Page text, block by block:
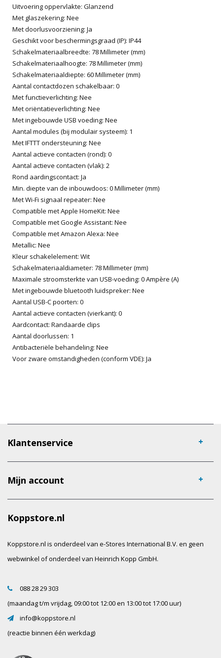
Uitvoering oppervlakte: Glanzend
Met glaszekering: Nee
Met doorlusvoorziening: Ja
Geschikt voor beschermingsgraad (IP): IP44
Schakelmateriaalbreedte: 78 Millimeter (mm)
Schakelmateriaalhoogte: 78 Millimeter (mm)
Schakelmateriaaldiepte: 60 Millimeter (mm)
Aantal contactdozen schakelbaar: 0
Met functieverlichting: Nee
Met oriëntatieverlichting: Nee
Met ingebouwde USB voeding: Nee
Aantal modules (bij modulair systeem): 1
Met IFTTT ondersteuning: Nee
Aantal actieve contacten (rond): 0
Aantal actieve contacten (vlak): 2
Rond aardingscontact: Ja
Min. diepte van de inbouwdoos: 0 Millimeter (mm)
Met Wi-Fi signaal repeater: Nee
Compatible met Apple HomeKit: Nee
Compatible met Google Assistant: Nee
Compatible met Amazon Alexa: Nee
Metallic: Nee
Kleur schakelelement: Wit
Schakelmateriaaldiameter: 78 Millimeter (mm)
Maximale stroomsterkte van USB-voeding: 0 Ampère (A)
Met ingebouwde bluetooth luidspreker: Nee
Aantal USB-C poorten: 0
Aantal actieve contacten (vierkant): 0
Aardcontact: Randaarde clips
Aantal doorlussen: 1
Antibacteriële behandeling: Nee
Voor zware omstandigheden (conform VDE): Ja
Klantenservice
Mijn account
Koppstore.nl
Koppstore.nl is onderdeel van e-Stores International B.V. en geen
webwinkel of onderdeel van Heinrich Kopp GmbH.
088 28 29 303
(maandag t/m vrijdag, 09:00 tot 12:00 en 13:00 tot 17:00 uur)
info@koppstore.nl
(reactie binnen één werkdag)